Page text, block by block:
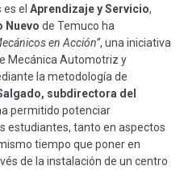
el Aprendizaje y Servicio,
Nuevo de Temuco ha
en Acción”, una iniciativa
Mecánica Automotriz y
la metodología de
subdirectora del
permitido potenciar
estudiantes, tanto en aspectos
tiempo que poner en
de la instalación de un centro